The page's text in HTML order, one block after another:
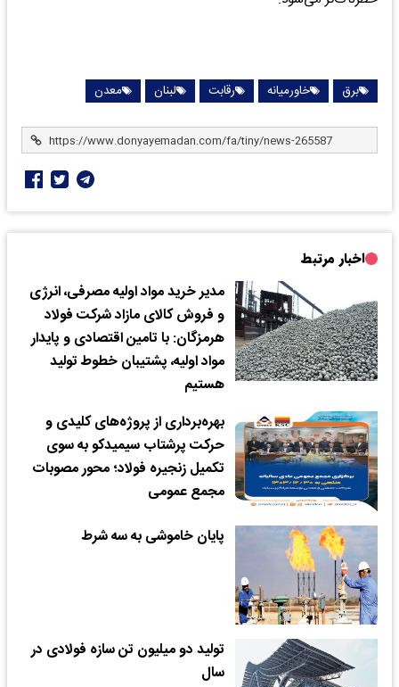
برق خاورمیانه رقابت لبنان معدن
اخبار مرتبط
مدیر خرید مواد اولیه مصرفی، انرژی
و فروش کالای مازاد شرکت فولاد
هرمزگان: با تامین اقتصادی و پایدار
مواد اولیه، پشتیبان خطوط تولید
هستیم
بهره‌برداری از پروژه‌های کلیدی و
حرکت پرشتاب سیمیدکو به سوی
تکمیل زنجیره فولاد؛ محور مصوبات
مجمع عمومی
پایان خاموشی به سه شرط
تولید دو میلیون تن سازه فولادی در
سال